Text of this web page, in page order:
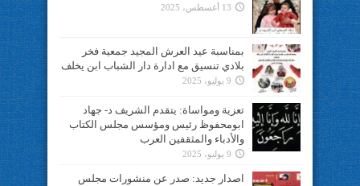
13 أغسطس، 2025
بمناسبة عيد العرش المجيد جمعية فخر
بلادي تنسيق مع ادارة دار الشباب ابن يخلف
9 يوليو، 2025
تعزية ومواساة: يتقدم الشريف د- جهاد
ابومحفوظ رئيس ومؤسس مجلس الكتاب
والأدباء والمثقفين العرب
9 يوليو، 2025
اصدار جديد: صدر عن منشورات مجلس